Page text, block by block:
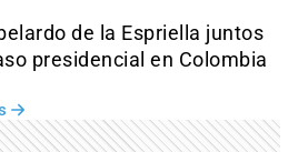
de la Espriella juntos
presidencial en Colombia